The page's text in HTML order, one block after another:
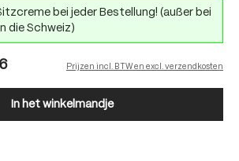
bei jeder Bestellung! (außer bei
die Schweiz)
Prijzen incl. BTW en excl. verzendkosten
In het winkelmandje